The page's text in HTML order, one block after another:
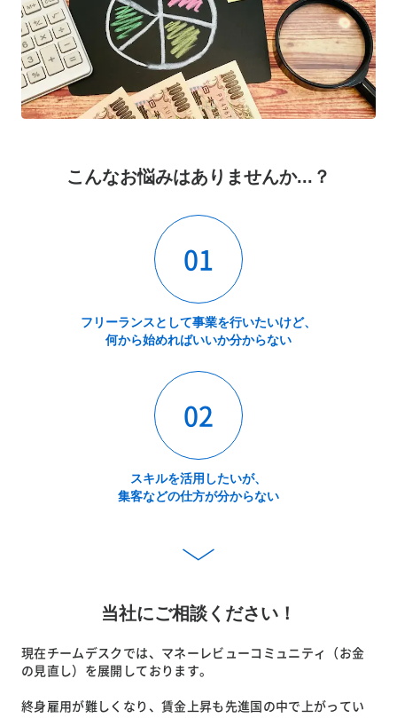
こんなお悩みはありませんか...？
01
フリーランスとして事業を行いたいけど、
何から始めればいいか分からない
02
スキルを活用したいが、
集客などの仕方が分からない
当社にご相談ください！
現在チームデスクでは、マネーレビューコミュニティ（お金
の見直し）を展開しております。
終身雇用が難しくなり、賃金上昇も先進国の中で上がってい